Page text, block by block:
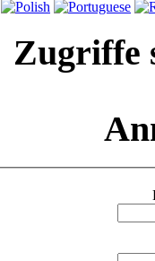
Zugriffe